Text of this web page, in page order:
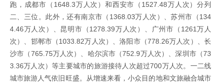
跑，成都市（1648.3万人次）和西安市（1527.48万人次）分列
二、三位。此外，还有南京市（1368.03万人次）、苏州市（134
4.46万人次）、昆明市（1278.39万人次）、广州市（1261万人
次）、邯郸市（1033.82万人次）、洛阳市（778.26万人次）、长
沙市（765.75万人次）、哈尔滨市（752.9万人次）、深圳市（73
3.36万人次）等主要城市的旅游接待人次超过700万人次。一二线
城市旅游人气依旧旺盛。从增速来看，小众目的地和文旅融合城市